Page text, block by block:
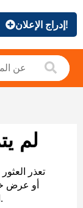
إدراج الإعلان!
لم
تعذر
الخاصة بنا لمساعدتك في العثور على ما تريد.